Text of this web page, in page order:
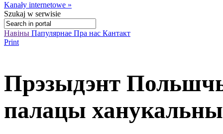
Kanały internetowe »
Szukaj w serwisie
Навіны Папулярнае Пра нас Кантакт
Print
Прэзыдэнт
палацы